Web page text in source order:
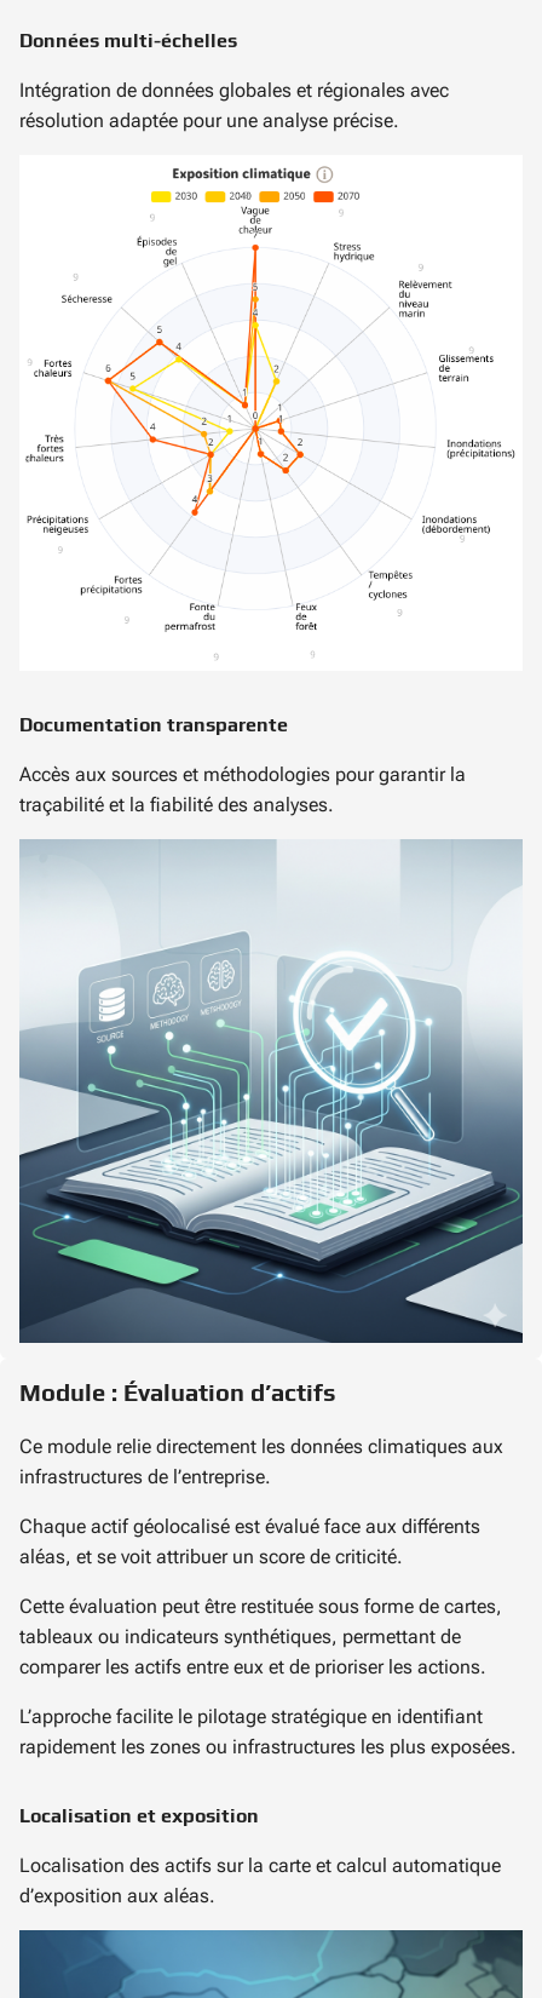
Données multi-échelles
Intégration de données globales et régionales avec
résolution adaptée pour une analyse précise.
Documentation transparente
Accès aux sources et méthodologies pour garantir la
traçabilité et la fiabilité des analyses.
Module : Évaluation d’actifs
Ce module relie directement les données climatiques aux
infrastructures de l’entreprise.
Chaque actif géolocalisé est évalué face aux différents
aléas, et se voit attribuer un score de criticité.
Cette évaluation peut être restituée sous forme de cartes,
tableaux ou indicateurs synthétiques, permettant de
comparer les actifs entre eux et de prioriser les actions.
L’approche facilite le pilotage stratégique en identifiant
rapidement les zones ou infrastructures les plus exposées.
Localisation et exposition
Localisation des actifs sur la carte et calcul automatique
d’exposition aux aléas.